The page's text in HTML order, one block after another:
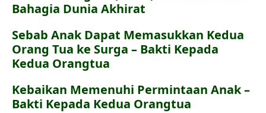
Bahagia Dunia Akhirat
Sebab Anak Dapat Memasukkan Kedua
Orang Tua ke Surga – Bakti Kepada
Kedua Orangtua
Kebaikan Memenuhi Permintaan Anak –
Bakti Kepada Kedua Orangtua